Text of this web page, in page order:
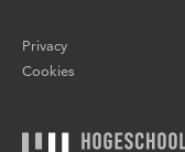
Privacy
Cookies